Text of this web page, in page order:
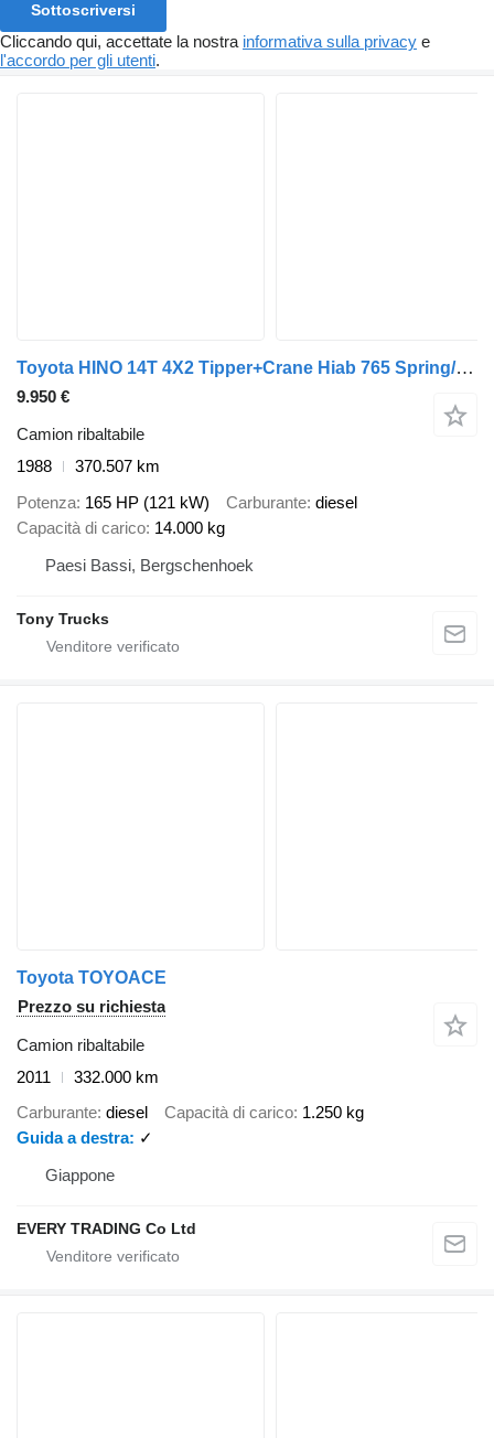
Sottoscriversi
Cliccando qui, accettate la nostra informativa sulla privacy e
l'accordo per gli utenti.
Toyota HINO 14T 4X2 Tipper+Crane Hiab 765 Spring/Spring Manual Gearbox
9.950 €
Camion ribaltabile
1988
370.507 km
Potenza 165 HP (121 kW) Carburante diesel
Capacità di carico 14.000 kg
Paesi Bassi, Bergschenhoek
Tony Trucks
Toyota TOYOACE
Prezzo su richiesta
Camion ribaltabile
2011
332.000 km
Carburante diesel Capacità di carico 1.250 kg
Guida a destra
✓
Giappone
EVERY TRADING Co Ltd